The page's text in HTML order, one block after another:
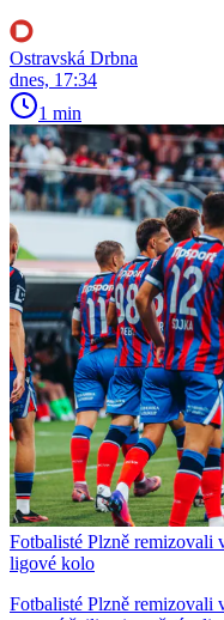
Ostravská Drbna
dnes, 17:34
1 min
Fotbalisté Plzně remizovali
ligové kolo
Fotbalisté Plzně